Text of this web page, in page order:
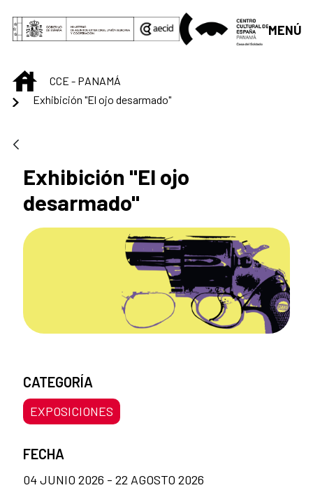
Saltar al contenido principal
MENÚ
INICIOCCE - PANAMÁ
Exhibición "El ojo desarmado"
Exhibición "El ojo
desarmado"
CATEGORÍA
EXPOSICIONES
FECHA
04 JUNIO 2026 - 22 AGOSTO 2026